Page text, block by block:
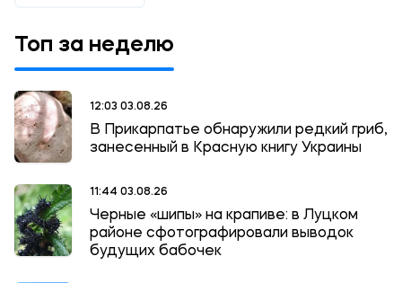
Топ за неделю
12:03 03.08.26
В Прикарпатье обнаружили редкий гриб,
занесенный в Красную книгу Украины
11:44 03.08.26
Черные «шипы» на крапиве: в Луцком
районе сфотографировали выводок
будущих бабочек